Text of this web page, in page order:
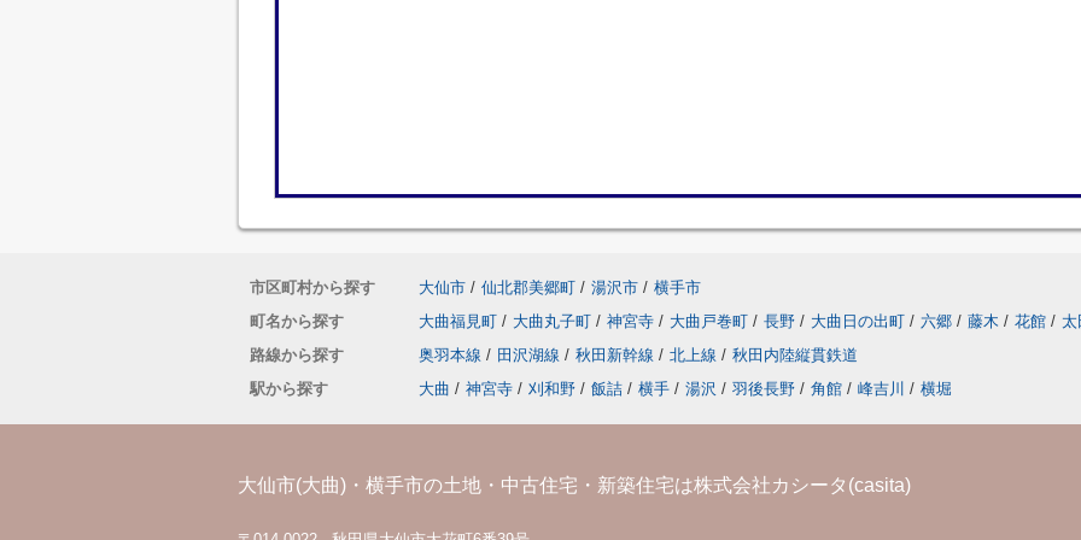
市区町村から探す 大仙市 / 仙北郡美郷町 / 湯沢市 / 横手市
町名から探す
大曲福見町 / 大曲丸子町 / 神宮寺 / 大曲戸巻町 / 長野 / 大曲日の出町 / 六郷 / 藤木 / 花館 / 太
路線から探す
奥羽本線 / 田沢湖線 / 秋田新幹線 / 北上線 / 秋田内陸縦貫鉄道
駅から探す
大曲 / 神宮寺 / 刈和野 / 飯詰 / 横手 / 湯沢 / 羽後長野 / 角館 / 峰吉川 / 横堀
大仙市(大曲)・横手市の土地・中古住宅・新築住宅は株式会社カシータ(casita)